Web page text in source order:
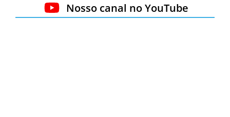
Nosso canal no YouTube